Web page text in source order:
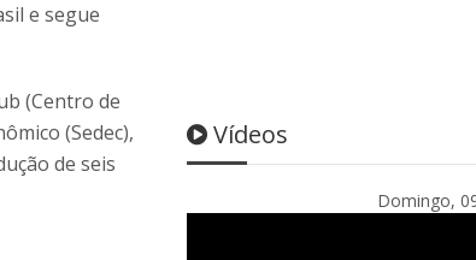
e segue
(Centro de
(Sedec),
de seis
Vídeos
Domingo,